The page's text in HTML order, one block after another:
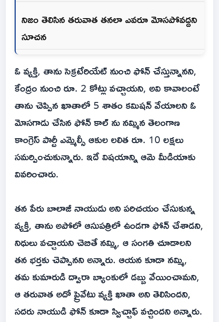
నిజం తెలిసిన తరువాత తనలా ఎవరూ మోసపోవద్దని
సూచన
ఓ వ్యక్తి, తాను సెక్రటేరియేట్ నుంచి ఫోన్ చేస్తున్నానని,
కేంద్రం నుంచి రూ. 2 కోట్లు వచ్చాయని, అవి కావాలంటే
తాను చెప్పిన ఖాతాలో 5 శాతం కమిషన్ వేయాలని ఓ
మోసగాడు చేసిన ఫోన్ కాల్ ను నమ్మిన తెలంగాణ
కాంగ్రెస్ పార్టీ ఎమ్మెల్సీ ఆకుల లలిత రూ. 10 లక్షలు
సమర్పించుకున్నారు. ఇదే విషయాన్ని ఆమె మీడియాకు
వివరించారు.
తన పేరు బాలాజీ నాయుడు అని పరిచయం చేసుకున్న
వ్యక్తి, తాను అపోలో ఆసుపత్రిలో ఉండగా ఫోన్ చేశాడని,
నిధులు వచ్చాయని చెబితే నమ్మి, ఆ సంగతి చూడాలని
తన భర్తకు చెప్పానని అన్నారు. ఆయన కూడా నమ్మి,
తమ కుమారుడి ద్వారా బ్యాంకులో డబ్బు వేయించామని,
ఆ తరువాత అదో ప్రైవేటు వ్యక్తి ఖాతా అని తెలిసిందని,
సదరు నాయుడి ఫోన్ కూడా స్విచ్చాఫ్ వచ్చిందని అన్నారు.